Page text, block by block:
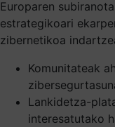
Europaren
estrategikoari
zibernetikoa
Komunitateak
Lankidetza-
interesatutako